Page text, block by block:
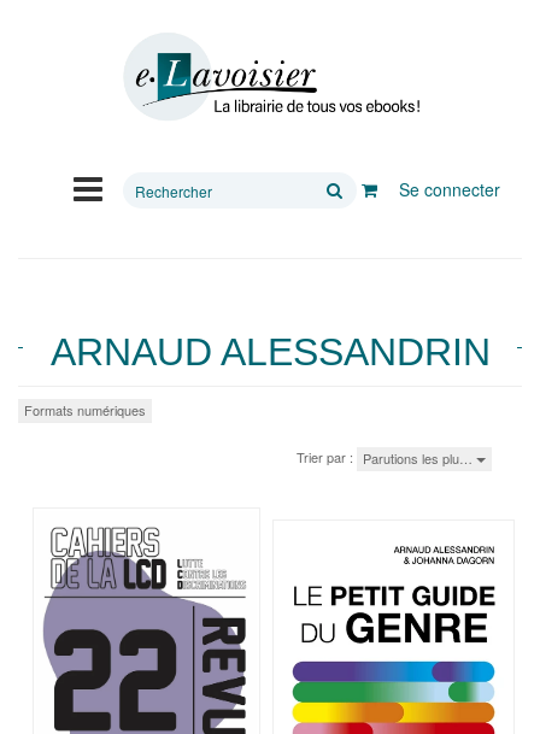
Rechercher
Se connecter
ARNAUD ALESSANDRIN
Formats numériques
Trier par : Parutions les plu…